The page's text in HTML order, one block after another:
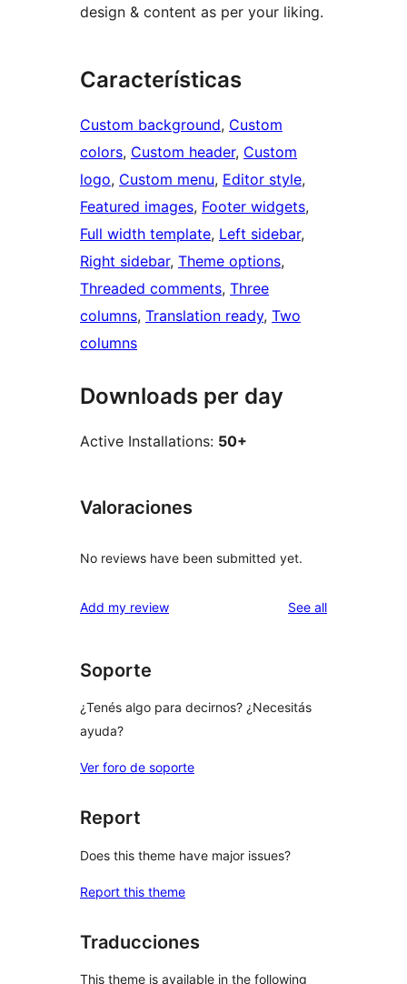
design & content as per your liking.
Características
Custom background, Custom
colors, Custom header, Custom
logo, Custom menu, Editor style
Featured images, Footer widgets
Full width template, Left sidebar
Right sidebar, Theme options
Threaded comments, Three
columns, Translation ready, Two
columns
Downloads per day
Active Installations: 50+
Valoraciones
No reviews have been submitted yet.
Add my review See allreviews
Soporte
¿Tenés algo para decirnos? ¿Necesitás
ayuda?
Ver foro de soporte
Report
Does this theme have major issues?
Report this theme
Traducciones
This theme is available in the following